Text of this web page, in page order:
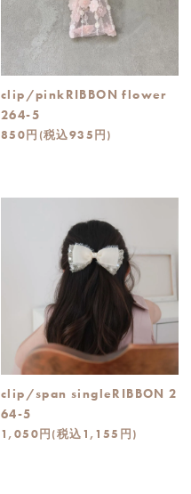
clip/pinkRIBBON flower
264-5
850円(税込935円)
clip/span singleRIBBON 2
64-5
1,050円(税込1,155円)